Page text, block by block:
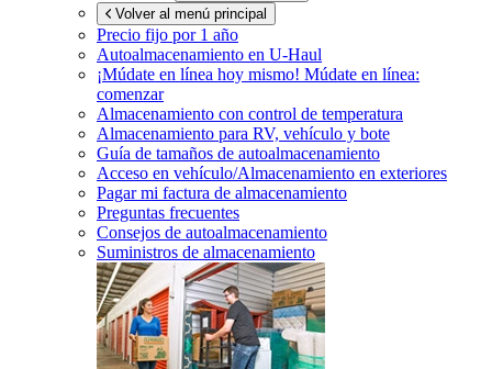
Volver al menú principal
Precio fijo por 1 año
Autoalmacenamiento en U-Haul
¡Múdate en línea hoy mismo! Múdate en línea:
comenzar
Almacenamiento con control de temperatura
Almacenamiento para RV, vehículo y bote
Guía de tamaños de autoalmacenamiento
Acceso en vehículo/Almacenamiento en exteriores
Pagar mi factura de almacenamiento
Preguntas frecuentes
Consejos de autoalmacenamiento
Suministros de almacenamiento